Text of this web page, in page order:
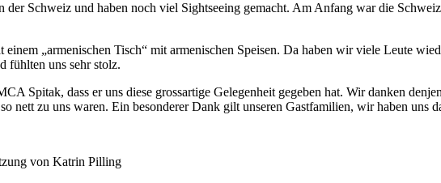
Schweiz und haben noch viel Sightseeing gemacht. Am Anfang war die
„armenischen Tisch“ mit armenischen Speisen. Da haben wir viele Leute
fühlten uns sehr stolz.
Spitak, dass er uns diese grossartige Gelegenheit gegeben hat. Wir danken
nett zu uns waren. Ein besonderer Dank gilt unseren Gastfamilien, wir haben uns
von Katrin Pilling